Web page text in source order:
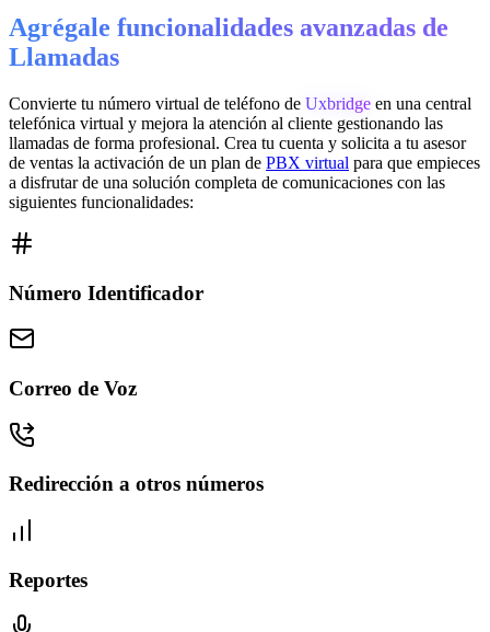
Agrégale funcionalidades avanzadas de
Llamadas
Convierte tu número virtual de teléfono de Uxbridge en una central
telefónica virtual y mejora la atención al cliente gestionando las
llamadas de forma profesional. Crea tu cuenta y solicita a tu asesor
de ventas la activación de un plan de PBX virtual para que empieces
a disfrutar de una solución completa de comunicaciones con las
siguientes funcionalidades:
Número Identificador
Correo de Voz
Redirección a otros números
Reportes